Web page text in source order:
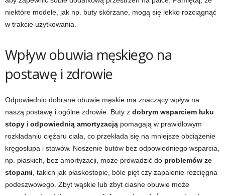
niektóre modele, jak np. buty skórzane, mogą się lekko rozciągnąć
w trakcie użytkowania.
Wpływ obuwia męskiego na
postawę i zdrowie
Odpowiednio dobrane obuwie męskie ma znaczący wpływ na
naszą postawę i ogólne zdrowie. Buty z dobrym wsparciem łuku
stopy i odpowiednią amortyzacją pomagają w prawidłowym
rozkładaniu ciężaru ciała, co przekłada się na mniejsze obciążenie
kręgosłupa i stawów. Noszenie butów bez odpowiedniego wsparcia,
np. płaskich, bez amortyzacji, może prowadzić do problemów ze
stopami , takich jak płaskostopie, bóle pięt czy zapalenie rozcięgna
podeszwowego. Zbyt wąskie lub zbyt ciasne obuwie może